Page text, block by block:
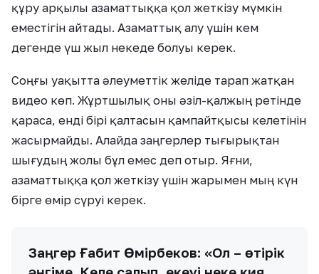
құру арқылы азаматтыққа қол жеткізу мүмкін
еместігін айтады. Азаматтық алу үшін кем
дегенде үш жыл некеде болуы керек.
Соңғы уақытта әлеуметтік желіде тарап жатқан
видео көп. Жұртшылық оны әзіл-қалжың ретінде
қараса, енді бірі қалтасын қампайтқысы келетінін
жасырмайды. Алайда заңгерлер тығырықтан
шығудың жолы бұл емес деп отыр. Яғни,
азаматтыққа қол жеткізу үшін жарымен мың күн
бірге өмір сүруі керек.
Заңгер Ғабит Өмірбеков: «Ол – өтірік